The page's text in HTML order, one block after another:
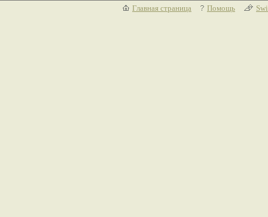
Главная страница Помощь